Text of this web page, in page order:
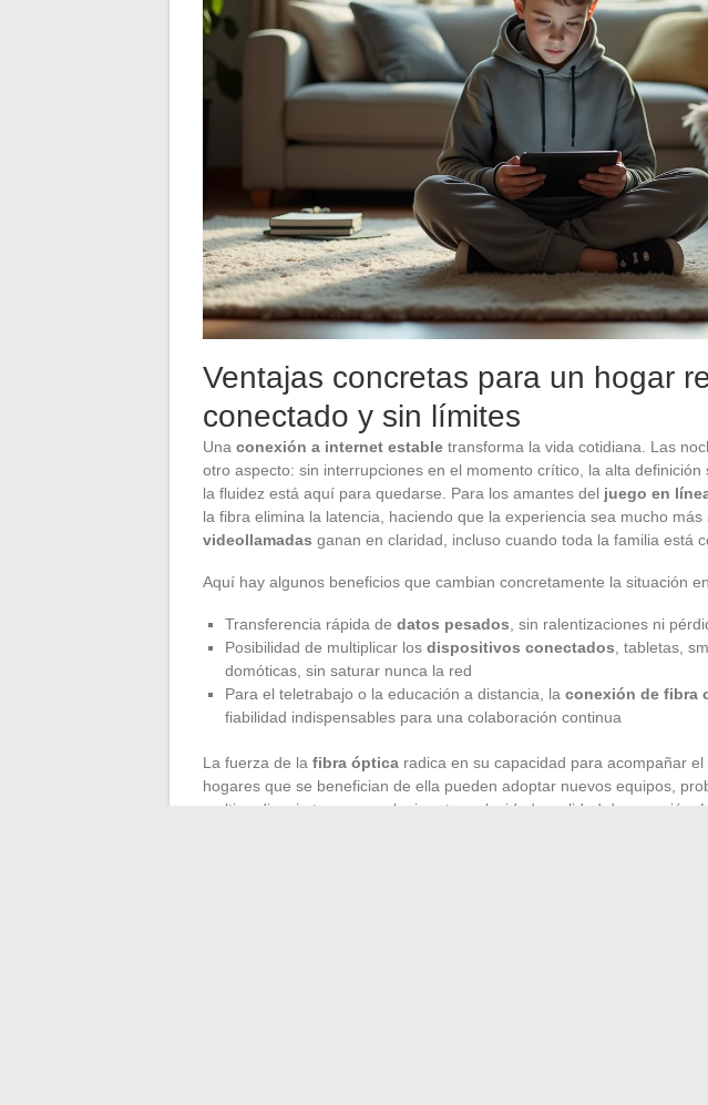
Ventajas concretas para un hogar
conectado y sin límites
Una conexión a internet estable transforma la vida cotidiana. Las
otro aspecto: sin interrupciones en el momento crítico, la alta definición
la fluidez está aquí para quedarse. Para los amantes del juego en
la fibra elimina la latencia, haciendo que la experiencia sea mucho
videollamadas ganan en claridad, incluso cuando toda la familia está
Aquí hay algunos beneficios que cambian concretamente la situación
Transferencia rápida de datos pesados , sin ralentizaciones ni
Posibilidad de multiplicar los dispositivos conectados , tabletas,
domóticas, sin saturar nunca la red
Para el teletrabajo o la educación a distancia, la conexión de fibra
fiabilidad indispensables para una colaboración continua
La fuerza de la fibra óptica radica en su capacidad para acompañar
hogares que se benefician de ella pueden adoptar nuevos equipos,
multimedia, sin tener que elegir entre velocidad y calidad de conexión.